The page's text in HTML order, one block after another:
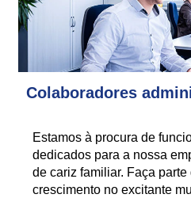
Colaboradores
Estamos à procura de
dedicados para a nossa
de cariz familiar. Faça
crescimento no excitante